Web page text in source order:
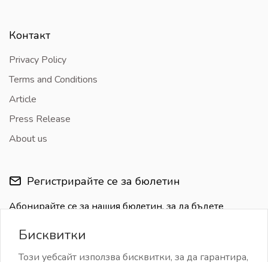
Контакт
Privacy Policy
Terms and Conditions
Article
Press Release
About us
Регистрирайте се за бюлетин
Абонирайте се за нашия бюлетин, за да бъдете
Бисквитки
Този уебсайт използва бисквитки, за да гарантира,